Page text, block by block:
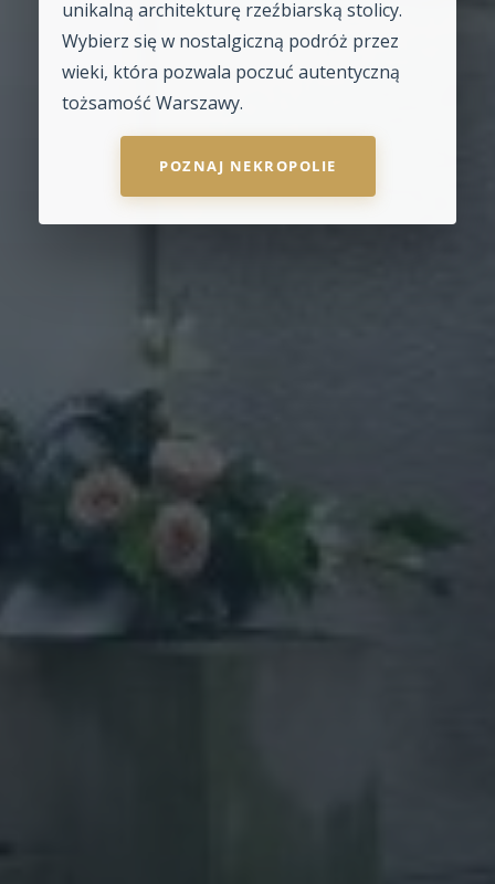
unikalną architekturę rzeźbiarską stolicy.
Wybierz się w nostalgiczną podróż przez
wieki, która pozwala poczuć autentyczną
tożsamość Warszawy.
POZNAJ NEKROPOLIE